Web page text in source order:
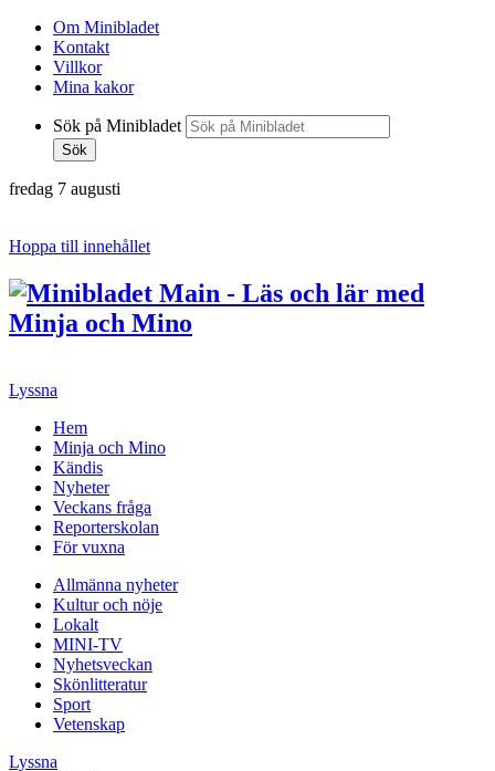
Om Minibladet
Kontakt
Villkor
Mina kakor
Sök på Minibladet
Sök
fredag 7 augusti
Hoppa till innehållet
Lyssna
Hem
Minja och Mino
Kändis
Nyheter
Veckans fråga
Reporterskolan
För vuxna
Allmänna nyheter
Kultur och nöje
Lokalt
MINI-TV
Nyhetsveckan
Skönlitteratur
Sport
Vetenskap
Lyssna